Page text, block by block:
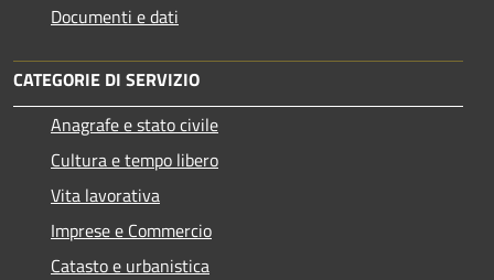
Documenti e dati
CATEGORIE DI SERVIZIO
Anagrafe e stato civile
Cultura e tempo libero
Vita lavorativa
Imprese e Commercio
Catasto e urbanistica